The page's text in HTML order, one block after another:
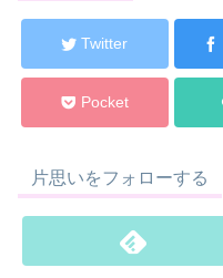
Twitter
Pocket
片思いをフォローする